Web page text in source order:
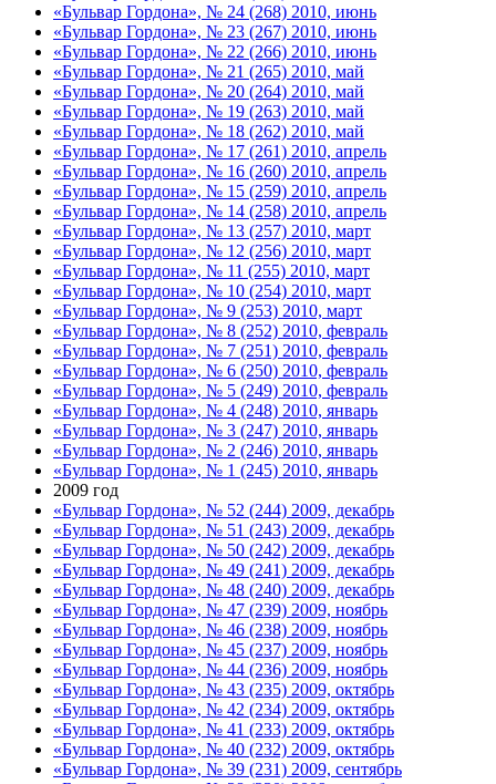
«Бульвар Гордона», № 24 (268) 2010, июнь
«Бульвар Гордона», № 23 (267) 2010, июнь
«Бульвар Гордона», № 22 (266) 2010, июнь
«Бульвар Гордона», № 21 (265) 2010, май
«Бульвар Гордона», № 20 (264) 2010, май
«Бульвар Гордона», № 19 (263) 2010, май
«Бульвар Гордона», № 18 (262) 2010, май
«Бульвар Гордона», № 17 (261) 2010, апрель
«Бульвар Гордона», № 16 (260) 2010, апрель
«Бульвар Гордона», № 15 (259) 2010, апрель
«Бульвар Гордона», № 14 (258) 2010, апрель
«Бульвар Гордона», № 13 (257) 2010, март
«Бульвар Гордона», № 12 (256) 2010, март
«Бульвар Гордона», № 11 (255) 2010, март
«Бульвар Гордона», № 10 (254) 2010, март
«Бульвар Гордона», № 9 (253) 2010, март
«Бульвар Гордона», № 8 (252) 2010, февраль
«Бульвар Гордона», № 7 (251) 2010, февраль
«Бульвар Гордона», № 6 (250) 2010, февраль
«Бульвар Гордона», № 5 (249) 2010, февраль
«Бульвар Гордона», № 4 (248) 2010, январь
«Бульвар Гордона», № 3 (247) 2010, январь
«Бульвар Гордона», № 2 (246) 2010, январь
«Бульвар Гордона», № 1 (245) 2010, январь
2009 год
«Бульвар Гордона», № 52 (244) 2009, декабрь
«Бульвар Гордона», № 51 (243) 2009, декабрь
«Бульвар Гордона», № 50 (242) 2009, декабрь
«Бульвар Гордона», № 49 (241) 2009, декабрь
«Бульвар Гордона», № 48 (240) 2009, декабрь
«Бульвар Гордона», № 47 (239) 2009, ноябрь
«Бульвар Гордона», № 46 (238) 2009, ноябрь
«Бульвар Гордона», № 45 (237) 2009, ноябрь
«Бульвар Гордона», № 44 (236) 2009, ноябрь
«Бульвар Гордона», № 43 (235) 2009, октябрь
«Бульвар Гордона», № 42 (234) 2009, октябрь
«Бульвар Гордона», № 41 (233) 2009, октябрь
«Бульвар Гордона», № 40 (232) 2009, октябрь
«Бульвар Гордона», № 39 (231) 2009, сентябрь